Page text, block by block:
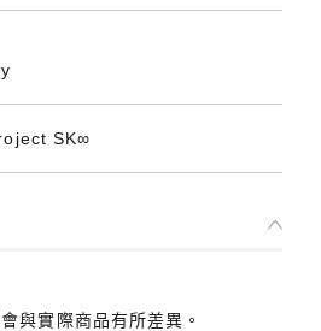
SK∞
與實際商品有所差異。